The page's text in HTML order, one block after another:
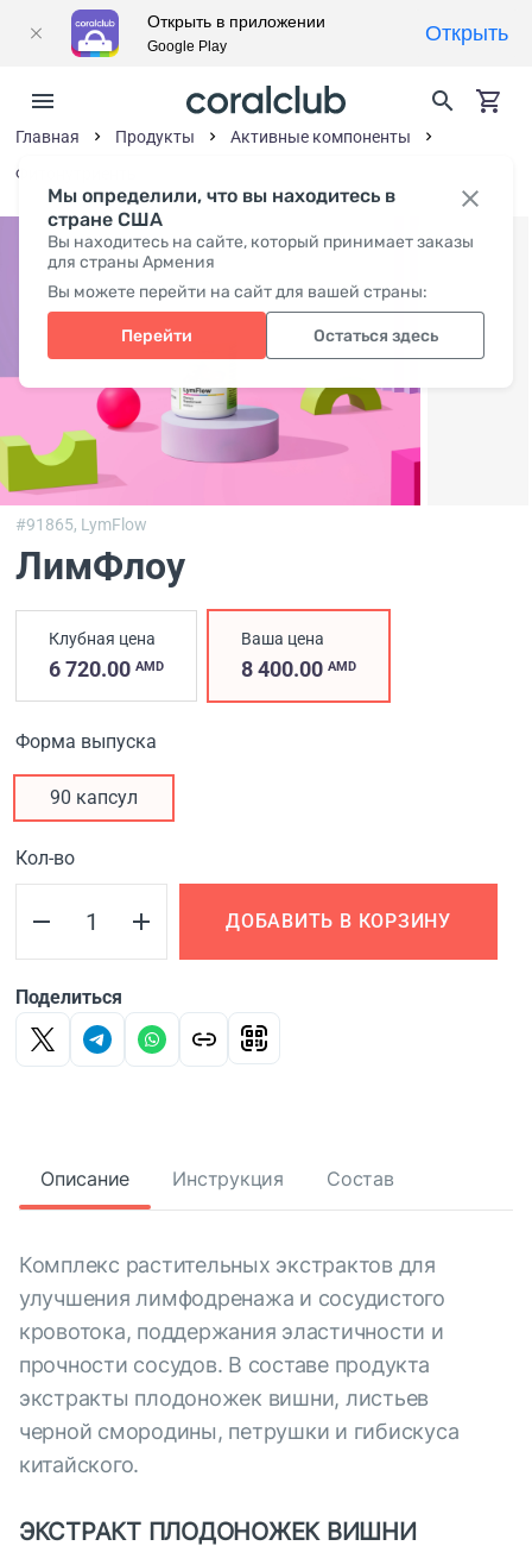
Мы определили, что вы находитесь в
стране США
Вы находитесь на сайте, который принимает заказы
для страны Армения
Вы можете перейти на сайт для вашей страны:
Перейти Остаться здесь
Главная Продукты
Активные компоненты
Фитонутриенты
#91865, LymFlow
ЛимФлоу
Клубная цена
6 720.00 AMD
Ваша цена
8 400.00AMD
Форма выпуска
90 капсул
Кол-во
ДОБАВИТЬ В КОРЗИНУ
Поделиться
Описание Инструкция Состав
Комплекс растительных экстрактов для
улучшения лимфодренажа и сосудистого
кровотока, поддержания эластичности и
прочности сосудов. В составе продукта
экстракты плодоножек вишни, листьев
черной смородины, петрушки и гибискуса
китайского.
ЭКСТРАКТ ПЛОДОНОЖЕК ВИШНИ
Открыть в приложении
Google Play
Открыть